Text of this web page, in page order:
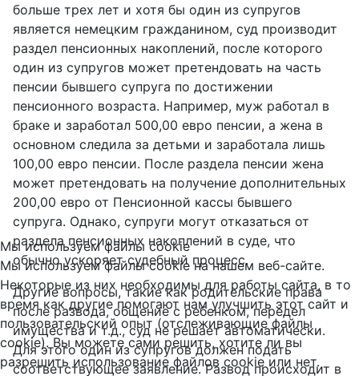
больше трех лет и хотя бы один из супругов
является немецким гражданином, суд производит
раздел пенсионных накоплений, после которого
один из супругов может претендовать на часть
пенсии бывшего супруга по достижении
пенсионного возраста. Например, муж работал в
браке и заработал 500,00 евро пенсии, а жена в
основном следила за детьми и заработала лишь
100,00 евро пенсии. После раздела пенсии жена
может претендовать на получение дополнительных
200,00 евро от Пенсионной кассы бывшего
супруга. Однако, супруги могут отказаться от
раздела пенсионных накоплений в суде, что
обычно ускоряет судебный процесс.
Другие вопросы, такие как родительские права
после развода, общение с ребенком, передел
имущества и т.д., суд не решает автоматически.
Для этого один из супругов должен подать
соответствующее заявление. Развод происходит в
Мы используем файлы cookie
Мы используем файлы cookie на нашем веб-сайте.
Некоторые из них необходимы для работы сайта, в то
время как другие помогают нам улучшить этот сайт и
пользовательский опыт (отслеживающие файлы
cookie). Вы можете сами решить, хотите ли вы
разрешить использование файлов cookie или нет.